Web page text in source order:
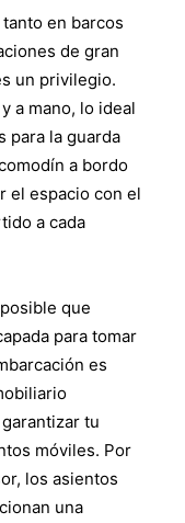
tanto en barcos
de gran
un privilegio.
a mano, lo ideal
para la guarda
a bordo
el espacio con el
a cada
que
para tomar
es
tu
móviles. Por
los asientos
una